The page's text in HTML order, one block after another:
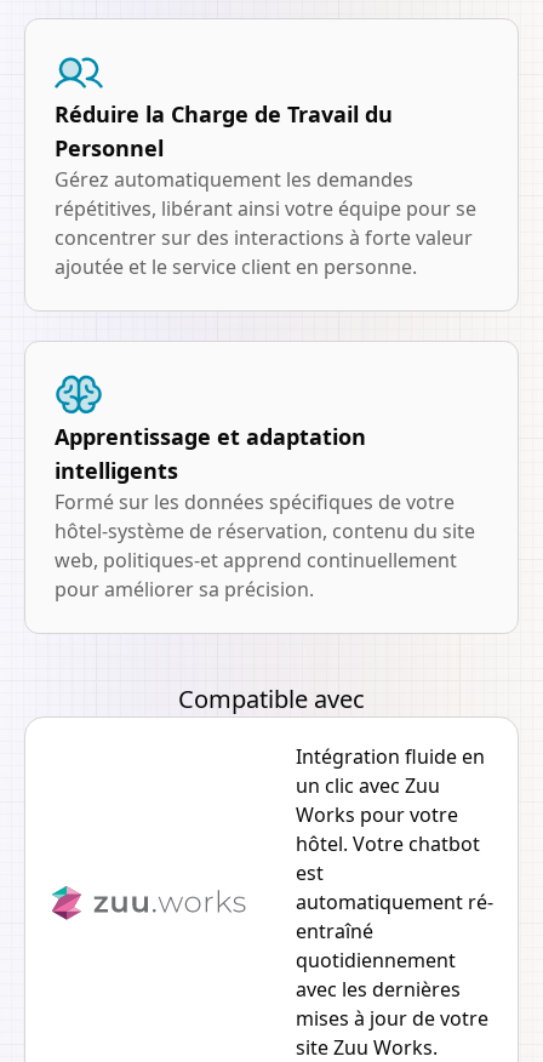
Réduire la Charge de Travail du
Personnel
Gérez automatiquement les demandes
répétitives, libérant ainsi votre équipe pour se
concentrer sur des interactions à forte valeur
ajoutée et le service client en personne.
Apprentissage et adaptation
intelligents
Formé sur les données spécifiques de votre
hôtel-système de réservation, contenu du site
web, politiques-et apprend continuellement
pour améliorer sa précision.
Compatible avec
Intégration fluide en
un clic avec Zuu
Works pour votre
hôtel. Votre chatbot
est
automatiquement ré-
entraîné
quotidiennement
avec les dernières
mises à jour de votre
site Zuu Works.